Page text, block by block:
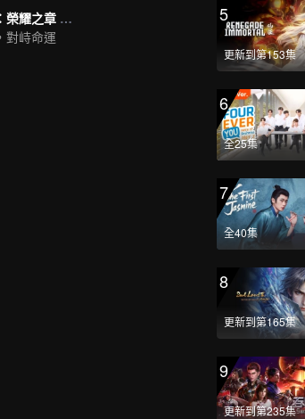
王者榮耀：榮耀之章 命運篇
對峙命運
5
更新到第153集
6
全25集
7
全40集
8
更新到第165集
9
更新到第235集